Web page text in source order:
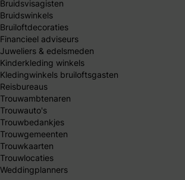
Bruidsvisagisten
Bruidswinkels
Bruiloftdecoraties
Financieel adviseurs
Juweliers & edelsmeden
Kinderkleding winkels
Kledingwinkels bruiloftsgasten
Reisbureaus
Trouwambtenaren
Trouwauto's
Trouwbedankjes
Trouwgemeenten
Trouwkaarten
Trouwlocaties
Weddingplanners